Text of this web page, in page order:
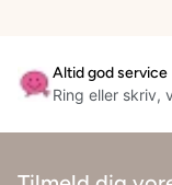
Altid god service
Ring eller skriv,